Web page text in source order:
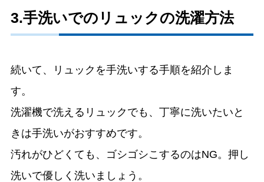
3.手洗いでのリュックの洗濯方法
続いて、リュックを手洗いする手順を紹介しま
す。
洗濯機で洗えるリュックでも、丁寧に洗いたいと
きは手洗いがおすすめです。
汚れがひどくても、ゴシゴシこするのはNG。押し
洗いで優しく洗いましょう。